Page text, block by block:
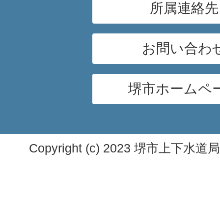
所属連絡先
お問い合わ
堺市ホームペ
Copyright (c) 2023 堺市上下水道